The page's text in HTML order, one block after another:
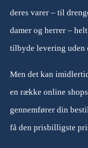
deres varer – til
damer og herrer –
tilbyde levering uden
Men det kan
en række online
gennemfører din
få den prisbilligste